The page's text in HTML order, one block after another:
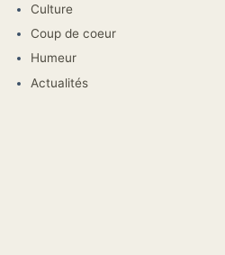
Culture
Coup de coeur
Humeur
Actualités